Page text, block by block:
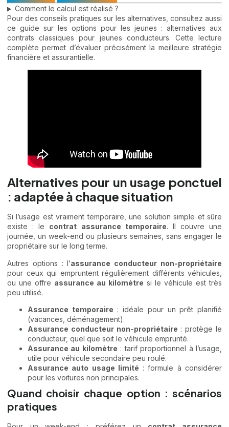
Comment le calcul est réalisé ?
Pour des conseils pratiques sur les alternatives, consultez aussi
ce guide sur les options pour les jeunes : alternatives aux
contrats classiques pour jeunes conducteurs. Cette lecture
complète permet d’évaluer précisément la meilleure stratégie
financière et assurantielle.
Alternatives pour un usage ponctuel
: adaptée à chaque situation
Si l’usage est vraiment temporaire, une solution simple et sûre
existe : le contrat assurance temporaire. Il couvre une
journée, un week-end ou plusieurs semaines, sans engager le
propriétaire sur le long terme.
Autres options : l’assurance conducteur non-propriétaire
pour ceux qui empruntent régulièrement différents véhicules,
ou une offre assurance au kilomètre si le véhicule est très
peu utilisé.
Assurance temporaire : idéale pour un prêt planifié
(vacances, déménagement).
Assurance conducteur non-propriétaire : protège le
conducteur, quel que soit le véhicule emprunté.
Assurance au kilomètre : tarif proportionnel à l’usage,
utile pour véhicule secondaire peu roulé.
Assurance auto usage limité : formule à considérer
pour les voitures non principales.
Quand choisir chaque option : scénarios
pratiques